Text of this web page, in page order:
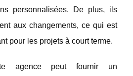
personnalisées. De plus, ils
aux changements, ce qui est
pour les projets à court terme.
agence peut fournir un